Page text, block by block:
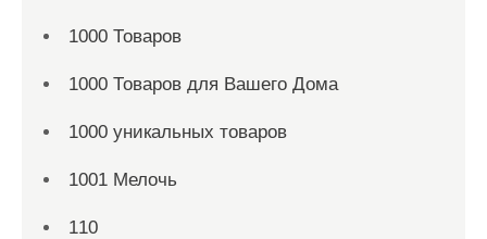
1000 Товаров
1000 Товаров для Вашего Дома
1000 уникальных товаров
1001 Мелочь
110